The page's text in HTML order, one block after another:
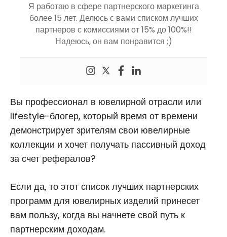
Я работаю в сфере партнерского маркетинга
более 15 лет. Делюсь с вами списком лучших
партнеров с комиссиями от 15% до 100%!!
Надеюсь, он вам понравится ;)
Вы профессионал в ювелирной отрасли или
lifestyle-блогер, который время от времени
демонстрирует зрителям свои ювелирные
коллекции и хочет получать пассивный доход
за счет рефералов?
Если да, то этот список лучших партнерских
программ для ювелирных изделий принесет
вам пользу, когда вы начнете свой путь к
партнерским доходам.